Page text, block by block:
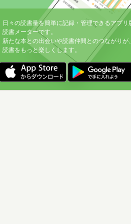
日々の読書量を簡単に記録・管理できるアプリ
読書メーターです。
新たな本との出会いや読書仲間とのつながりが
読書をもっと楽しくします。